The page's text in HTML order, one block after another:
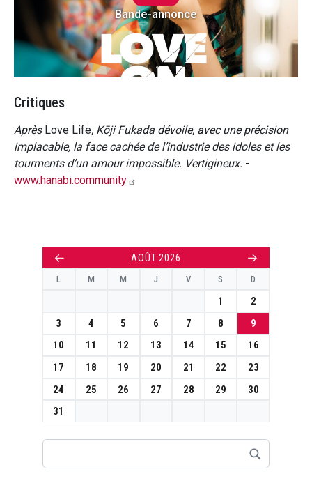
Bande-annonce
Critiques
Après Love Life, Kōji Fukada dévoile, avec une précision
implacable, la face cachée de l’industrie des idoles et les
tourments d’un amour impossible. Vertigineux. -
www.hanabi.community
← AOÛT 2026 →
L M M J V S D
1
2
3
4 5 6 7 8
9
10
11 12 13 14 15
16
17
18 19 20 21 22
23
24
25 26 27 28 29
30
31